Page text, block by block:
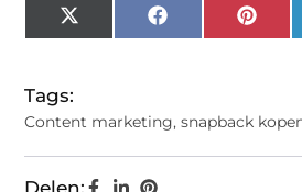
X
(Twitter)
Facebook
Tags:
Content marketing,snapback